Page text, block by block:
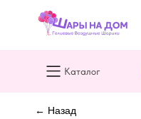
Каталог
← Назад